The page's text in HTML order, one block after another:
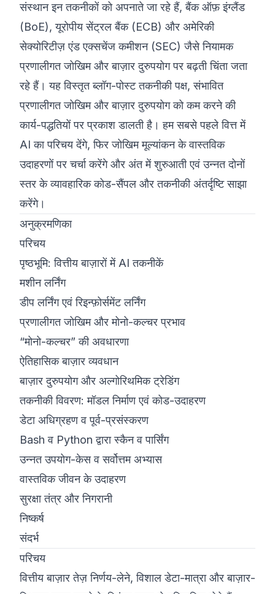
संस्थान इन तकनीकों को अपनाते जा रहे हैं, बैंक ऑफ़ इंग्लैंड
(BoE), यूरोपीय सेंट्रल बैंक (ECB) और अमेरिकी
सेक्योरिटीज़ एंड एक्सचेंज कमीशन (SEC) जैसे नियामक
प्रणालीगत जोखिम और बाज़ार दुरुपयोग पर बढ़ती चिंता जता
रहे हैं। यह विस्तृत ब्लॉग-पोस्ट तकनीकी पक्ष, संभावित
प्रणालीगत जोखिम और बाज़ार दुरुपयोग को कम करने की
कार्य-पद्धतियों पर प्रकाश डालती है। हम सबसे पहले वित्त में
AI का परिचय देंगे, फिर जोखिम मूल्यांकन के वास्तविक
उदाहरणों पर चर्चा करेंगे और अंत में शुरुआती एवं उन्नत दोनों
स्तर के व्यावहारिक कोड-सैंपल और तकनीकी अंतर्दृष्टि साझा
करेंगे।
अनुक्रमणिका
परिचय
पृष्ठभूमि: वित्तीय बाज़ारों में AI तकनीकें
मशीन लर्निंग
डीप लर्निंग एवं रिइन्फ़ोर्समेंट लर्निंग
प्रणालीगत जोखिम और मोनो-कल्चर प्रभाव
“मोनो-कल्चर” की अवधारणा
ऐतिहासिक बाज़ार व्यवधान
बाज़ार दुरुपयोग और अल्गोरिथमिक ट्रेडिंग
तकनीकी विवरण: मॉडल निर्माण एवं कोड-उदाहरण
डेटा अधिग्रहण व पूर्व-प्रसंस्करण
Bash व Python द्वारा स्कैन व पार्सिंग
उन्नत उपयोग-केस व सर्वोत्तम अभ्यास
वास्तविक जीवन के उदाहरण
सुरक्षा तंत्र और निगरानी
निष्कर्ष
संदर्भ
परिचय
वित्तीय बाज़ार तेज़ निर्णय-लेने, विशाल डेटा-मात्रा और बाज़ार-